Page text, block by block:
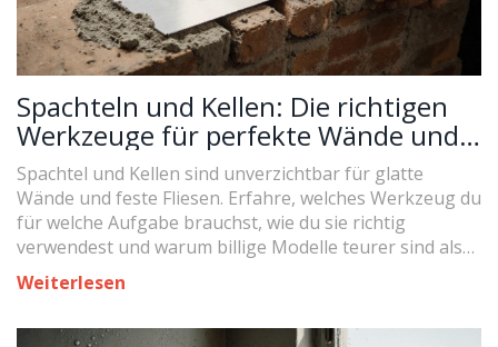
Spachteln und Kellen: Die richtigen
Werkzeuge für perfekte Wände und
Böden
Spachtel und Kellen sind unverzichtbar für glatte
Wände und feste Fliesen. Erfahre, welches Werkzeug du
für welche Aufgabe brauchst, wie du sie richtig
verwendest und warum billige Modelle teurer sind als
qualitativ hochwertige.
Weiterlesen